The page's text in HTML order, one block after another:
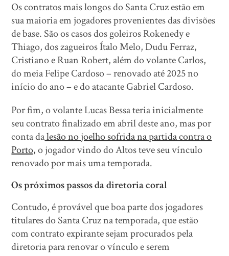
Os contratos mais longos do Santa Cruz estão em
sua maioria em jogadores provenientes das divisões
de base. São os casos dos goleiros Rokenedy e
Thiago, dos zagueiros Ítalo Melo, Dudu Ferraz,
Cristiano e Ruan Robert, além do volante Carlos,
do meia Felipe Cardoso – renovado até 2025 no
início do ano – e do atacante Gabriel Cardoso.
Por fim, o volante Lucas Bessa teria inicialmente
seu contrato finalizado em abril deste ano, mas por
conta dalesão no joelho sofrida na partida contra o
Porto,o jogador vindo do Altos teve seu vínculo
renovado por mais uma temporada.
Os próximos passos da diretoria coral
Contudo, é provável que boa parte dos jogadores
titulares do Santa Cruz na temporada, que estão
com contrato expirante sejam procurados pela
diretoria para renovar o vínculo e serem